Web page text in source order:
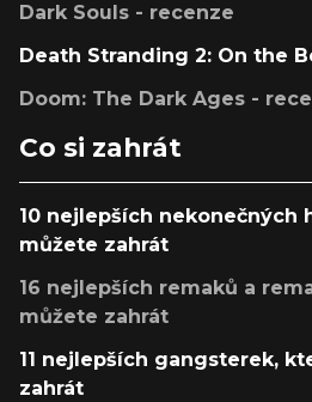
Dark Souls - recenze
Death Stranding 2: On the
Doom: The Dark Ages -
Co si zahrát
10 nejlepších nekonečných
můžete zahrát
16 nejlepších remaků a
můžete zahrát
11 nejlepších gangsterek,
zahrát